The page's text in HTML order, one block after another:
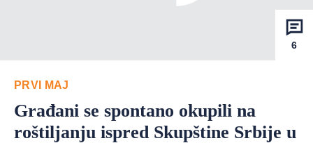
6
PRVI MAJ
Građani se spontano okupili na
roštiljanju ispred Skupštine Srbije u